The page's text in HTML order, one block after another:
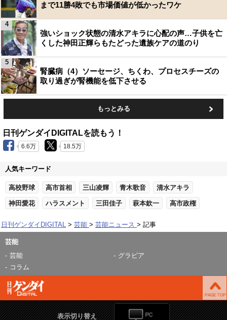
まで11勝4敗でも市場価値が低かったワケ
強いショック状態の清水アキラに心配の声…子供を亡
くした神田正輝らもたどった遺族ケアの道のり
4
腎臓病（4）ソーセージ、ちくわ、プロセスチーズの
取り過ぎが腎機能を低下させる
5
もっとみる
日刊ゲンダイDIGITALを読もう！
6.6万 18.5万
人気キーワード
高校野球 高市首相 三山凌輝 青木歌音 清水アキラ
神田愛花 ハラスメント 三田佳子 萩本欽一 高市政権
日刊ゲンダイDIGITAL 芸能 芸能ニュース 記事
芸能
芸能
グラビア
コラム
表示切り替え